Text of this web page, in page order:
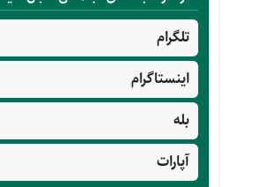
تلگرام
اینستاگرام
بله
آپارات